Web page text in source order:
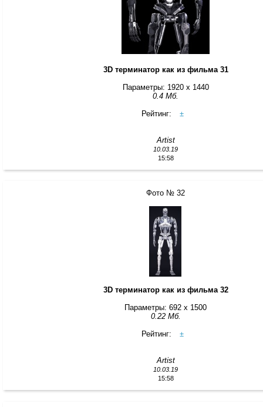
3D терминатор как из фильма 31
Параметры: 1920 x 1440
0.4 Мб.
Рейтинг:
±
Artist
10.03.19
15:58
Фото № 32
3D терминатор как из фильма 32
Параметры: 692 x 1500
0.22 Мб.
Рейтинг:
±
Artist
10.03.19
15:58